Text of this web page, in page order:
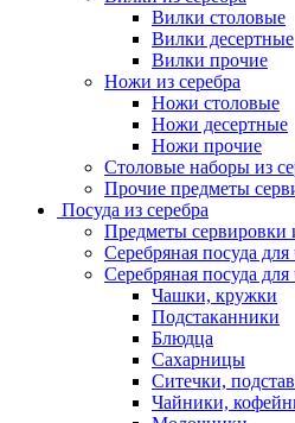
Вилки столовые
Вилки десертные
Вилки прочие
Ножи из серебра
Ножи столовые
Ножи десертные
Ножи прочие
Столовые наборы из
Прочие предметы
Посуда из серебра
Предметы сервировки
Серебряная посуда для
Серебряная посуда для
Чашки, кружки
Подстаканники
Блюдца
Сахарницы
Ситечки,
Чайники,